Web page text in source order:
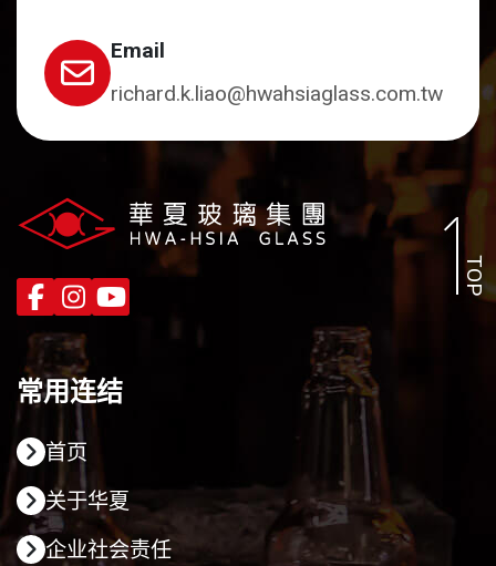
TOP
Email
richard.k.liao@hwahsiaglass.com.tw
常用连结
首页
关于华夏
企业社会责任